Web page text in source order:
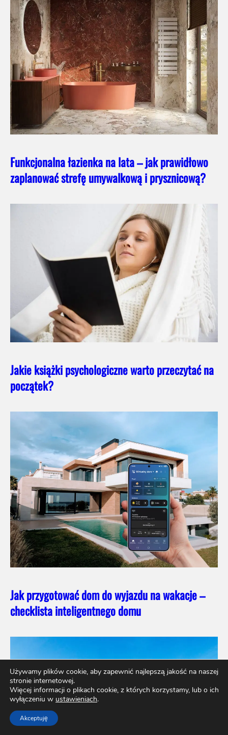
Funkcjonalna łazienka na lata – jak prawidłowo
zaplanować strefę umywalkową i prysznicową?
Jakie książki psychologiczne warto przeczytać na
początek?
Jak przygotować dom do wyjazdu na wakacje –
checklista inteligentnego domu
Używamy plików cookie, aby zapewnić najlepszą jakość na naszej
stronie internetowej.
Więcej informacji o plikach cookie, z których korzystamy, lub o ich
wyłączeniu w ustawieniach.
Akceptuję